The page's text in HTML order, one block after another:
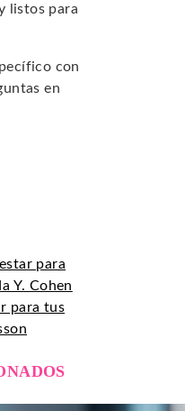
listos para
con
en
para
Y. Cohen
para tus